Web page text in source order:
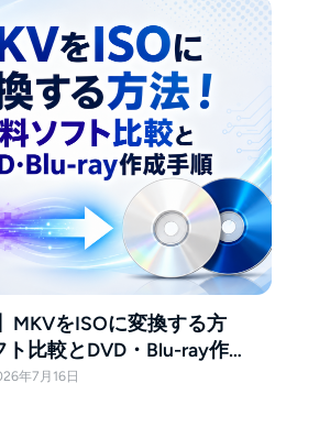
MKVをISOに変換する方
比較とDVD・Blu-ray作成
年7月16日